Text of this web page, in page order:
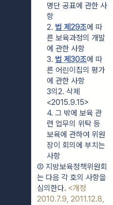
명단 공표에 관한 사
항
2. 법 제29조에 따
른 보육과정의 개발
에 관한 사항
3. 법 제30조에 따
른 어린이집의 평가
에 관한 사항
3의2. 삭제
<2015.9.15>
4. 그 밖에 보육 관
련 업무의 위탁 등
보육에 관하여 위원
장이 회의에 부치는
사항
② 지방보육정책위원회
는 다음 각 호의 사항을
심의한다. <개정
2010.7.9, 2011.12.8,